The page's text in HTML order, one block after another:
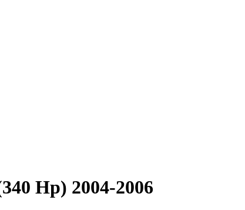
Hp) 2004-2006